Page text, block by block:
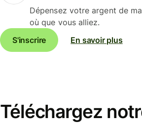
Dépensez votre argent de
où que vous alliez.
S'inscrire
En savoir plus
Téléchargez